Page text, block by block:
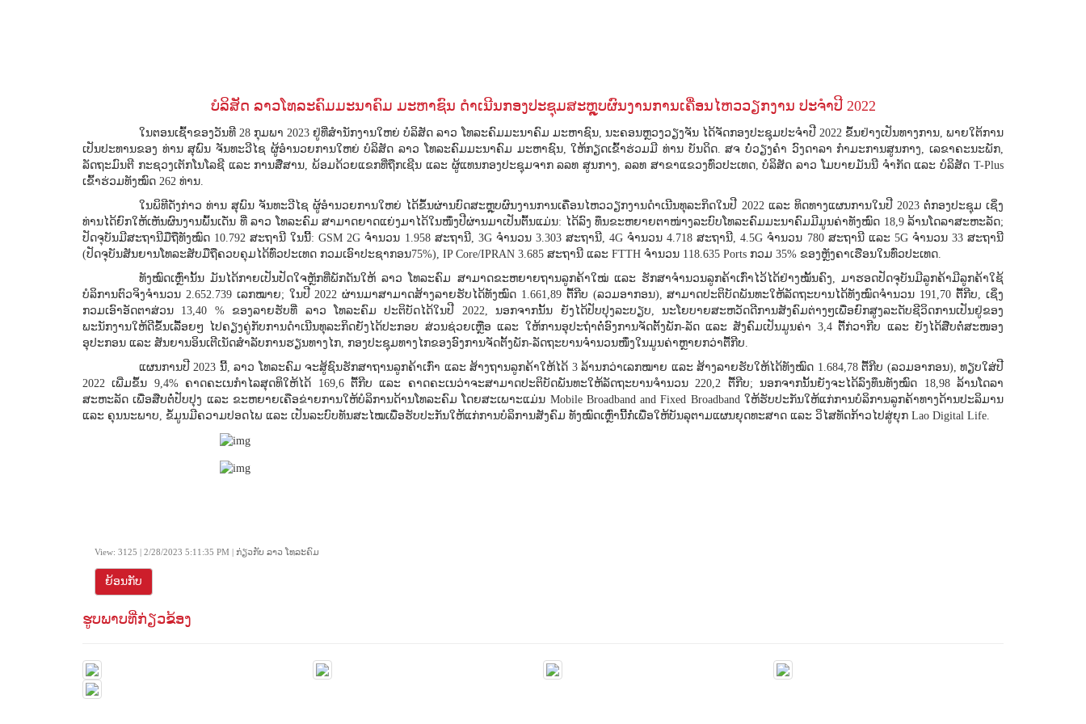
ບໍລິສັດ ລາວໂທລະຄົມມະນາຄົມ ມະຫາຊົນ ດຳເນີນກອງປະຊຸມສະຫຼຸບຜົນງານການເຄື່ອນໄຫວວຽກງານ ປະຈໍາປີ 2022
ໃນຕອນເຊົ້າຂອງວັນທີ 28 ກຸມພາ 2023 ຢູ່ທີ່ສຳນັກງານໃຫຍ່ ບໍລິສັດ ລາວ ໂທລະຄົມມະນາຄົມ ມະຫາຊົນ, ນະຄອນຫຼວງວຽງຈັນ ໄດ້ຈັດກອງປະຊຸມປະຈຳປີ 2022 ຂຶ້ນຢ່າງເປັນທາງການ, ພາຍໃຕ້ການ
ເປັນປະທານຂອງ ທ່ານ ສຸພົນ ຈັນທະວີໄຊ ຜູ້ອຳນວຍການໃຫຍ່ ບໍລິສັດ ລາວ ໂທລະຄົມມະນາຄົມ ມະຫາຊົນ, ໃຫ້ກຽດເຂົ້າຮ່ວມມີ ທ່ານ ບັນດິດ. ສຈ ບໍ່ວຽງຄໍາ ວົງດາລາ ກຳມະການສູນກາງ, ເລຂາຄະນະພັກ,
ລັດຖະມົນຕີ ກະຊວງເຕັກໂນໂລຊີ ແລະ ການສື່ສານ, ພ້ອມດ້ວຍແຂກທີ່ຖືກເຊີນ ແລະ ຜູ້ແທນກອງປະຊຸມຈາກ ລລທ ສູນກາງ, ລລທ ສາຂາແຂວງທົ່ວປະເທດ, ບໍລິສັດ ລາວ ໂມບາຍມັນນີ ຈຳກັດ ແລະ ບໍລິສັດ T-Plus
ເຂົ້າຮ່ວມທັງໝົດ 262 ທ່ານ.
ໃນພິທີດັ່ງກ່າວ ທ່ານ ສຸພົນ ຈັນທະວີໄຊ ຜູ້ອໍານວຍການໃຫຍ່ ໄດ້ຂຶ້ນຜ່ານບົດສະຫຼຸບຜົນງານການເຄື່ອນໄຫວວຽກງານດຳເນີນທຸລະກິດໃນປີ 2022 ແລະ ທິດທາງແຜນການໃນປີ 2023 ຕໍ່ກອງປະຊຸມ ເຊິ່ງ
ທ່ານໄດ້ຍົກໃຫ້ເຫັນຜົນງານພົ້ນເດັ່ນ ທີ່ ລາວ ໂທລະຄົມ ສາມາດຍາດແຍ່ງມາໄດ້ໃນໜຶ່ງປີຜ່ານມາເປັນຕົ້ນແມ່ນ: ໄດ້ລົງ ທຶນຂະຫຍາຍຕາໜ່າງລະບົບໂທລະຄົມມະນາຄົມມີມູນຄ່າທັງໝົດ 18,9 ລ້ານໂດລາສະຫະລັດ;
ປັດຈຸບັນມີສະຖານີມືຖືທັງໝົດ 10.792 ສະຖານີ ໃນນີ້: GSM 2G ຈໍານວນ 1.958 ສະຖານີ, 3G ຈໍານວນ 3.303 ສະຖານີ, 4G ຈໍານວນ 4.718 ສະຖານີ, 4.5G ຈໍານວນ 780 ສະຖານີ ແລະ 5G ຈຳນວນ 33 ສະຖານີ
(ປັດຈຸບັນສັນຍານໂທລະສັບມືຖືຄວບຄຸມໄດ້ທົ່ວປະເທດ ກວມເອົາປະຊາກອນ75%), IP Core/IPRAN 3.685 ສະຖານີ ແລະ FTTH ຈໍານວນ 118.635 Ports ກວມ 35% ຂອງຫຼັງຄາເຮືອນໃນທົ່ວປະເທດ.
ທັງໝົດເຫຼົ່ານັ້ນ ມັນໄດ້ກາຍເປັນປັດໃຈຫຼັກທີ່ພັກດັນໃຫ້ ລາວ ໂທລະຄົມ ສາມາດຂະຫຍາຍຖານລູກຄ້າໃໝ່ ແລະ ຮັກສາຈຳນວນລູກຄ້າເກົ່າໄວ້ໄດ້ຢ່າງໝັ້ນຄົງ, ມາຮອດປັດຈຸບັນມີລູກຄ້າມີລູກຄ້າໃຊ້
ບໍລິການຕົວຈິງຈໍານວນ 2.652.739 ເລກໝາຍ; ໃນປີ 2022 ຜ່ານມາສາມາດສ້າງລາຍຮັບໄດ້ທັງໝົດ 1.661,89 ຕື້ກີບ (ລວມອາກອນ), ສາມາດປະຕິບັດພັນທະໃຫ້ລັດຖະບານໄດ້ທັງໝົດຈຳນວນ 191,70 ຕື້ກີບ, ເຊິ່ງ
ກວມເອົາອັດຕາສ່ວນ 13,40 % ຂອງລາຍຮັບທີ່ ລາວ ໂທລະຄົມ ປະຕິບັດໄດ້ໃນປີ 2022, ນອກຈາກນັ້ນ ຍັງໄດ້ປັບປຸງລະບຽບ, ນະໂຍບາຍສະຫວັດດີການສັງຄົມຕ່າງໆເພື່ອຍົກສູງລະດັບຊີວິດການເປັນຢູ່ຂອງ
ພະນັກງານໃຫ້ດີຂຶ້ນເລື້ອຍໆ ໄປຄຽງຄູ່ກັບການດໍາເນີນທຸລະກິດຍັງໄດ້ປະກອບ ສ່ວນຊ່ວຍເຫຼືອ ແລະ ໃຫ້ການອຸປະຖຳຕໍ່ອົງການຈັດຕັ້ງພັກ-ລັດ ແລະ ສັງຄົມເປັນມູນຄ່າ 3,4 ຕື້ກ່ວາກີບ ແລະ ຍັງໄດ້ສືບຕໍ່ສະໜອງ
ອຸປະກອນ ແລະ ສັນຍານອິນເຕີເນັດສຳລັບການຮຽນທາງໄກ, ກອງປະຊຸມທາງໄກຂອງອົງການຈັດຕັ້ງພັກ-ລັດຖະບານຈຳນວນໜຶ່ງໃນມູນຄ່າຫຼາຍກວ່າຕື້ກີບ.
ແຜນການປີ 2023 ນີ້, ລາວ ໂທລະຄົມ ຈະສູ້ຊົນຮັກສາຖານລູກຄ້າເກົ່າ ແລະ ສ້າງຖານລູກຄ້າໃຫ້ໄດ້ 3 ລ້ານກວ່າເລກໝາຍ ແລະ ສ້າງລາຍຮັບໃຫ້ໄດ້ທັງໝົດ 1.684,78 ຕື້ກີບ (ລວມອາກອນ), ທຽບໃສ່ປີ
2022 ເພີ່ມຂຶ້ນ 9,4% ຄາດຄະເນກໍາໄລສຸດທິໃຫ້ໄດ້ 169,6 ຕື້ກີບ ແລະ ຄາດຄະເນວ່າຈະສາມາດປະຕິບັດພັນທະໃຫ້ລັດຖະບານຈຳນວນ 220,2 ຕື້ກີບ; ນອກຈາກນັ້ນຍັງຈະໄດ້ລົງທຶນທັງໝົດ 18,98 ລ້ານໂດລາ
ສະຫະລັດ ເພື່ອສືບຕໍ່ປັບປຸງ ແລະ ຂະຫຍາຍເຄືອຂ່າຍການໃຫ້ບໍລິການດ້ານໂທລະຄົມ ໂດຍສະເພາະແມ່ນ Mobile Broadband and Fixed Broadband ໃຫ້ຮັບປະກັນໃຫ້ແກ່ການບໍລິການລູກຄ້າທາງດ້ານປະລິມານ
ແລະ ຄຸນນະພາບ, ຂໍ້ມູນມີຄວາມປອດໄພ ແລະ ເປັນລະບົບທັນສະໄໝເພື່ອຮັບປະກັນໃຫ້ແກ່ການບໍລິການສັງຄົມ ທັງໝົດເຫຼົ່ານີ້ກໍ່ເພື່ອໃຫ້ບັນລຸຕາມແຜນຍຸດທະສາດ ແລະ ວິໄສທັດກ້າວໄປສູ່ຍຸກ Lao Digital Life.
View: 3125 | 2/28/2023 5:11:35 PM | ກ່ຽວກັບ ລາວ ໂທລະຄົມ
ຍ້ອນກັບ
ຮູບພາບທີ່ກ່ຽວຂ້ອງ